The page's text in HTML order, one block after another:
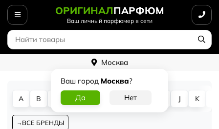
ОРИГИНАЛПАРФЮМ
Ваш личный парфюмер в сети
Москва
Ваш город Москва?
A B D G J K
ВСЕ БРЕНДЫ